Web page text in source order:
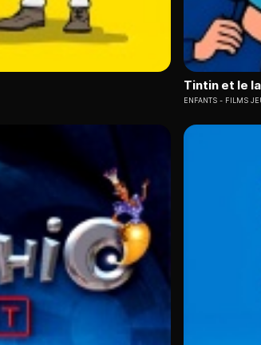
Tintin et le
ENFANTS FILMS